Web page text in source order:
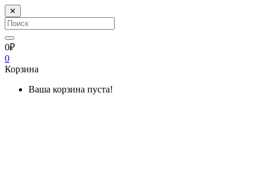
✕
0₽
0
Корзина
Ваша корзина пуста!